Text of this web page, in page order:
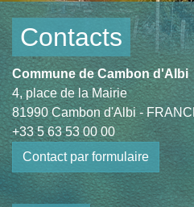
Contacts
Commune de Cambon d'Albi
4, place de la Mairie
81990 Cambon d'Albi -
+33 5 63 53 00 00
Contact par formulaire